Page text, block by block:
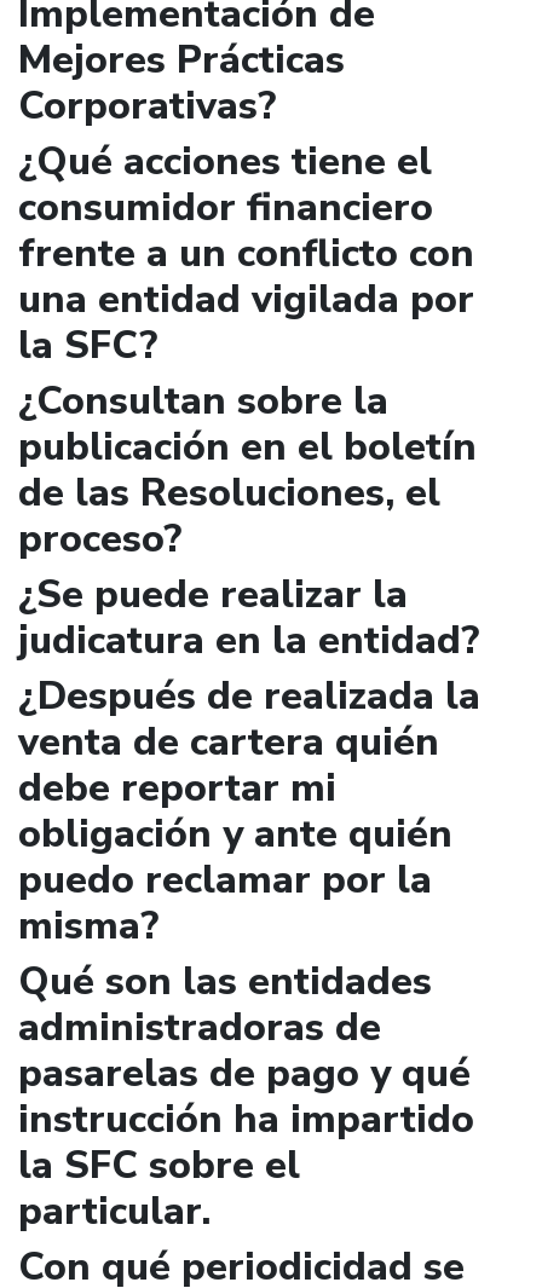
Implementación de
Mejores Prácticas
Corporativas?
¿Qué acciones tiene el
consumidor financiero
frente a un conflicto con
una entidad vigilada por
la SFC?
¿Consultan sobre la
publicación en el boletín
de las Resoluciones, el
proceso?
¿Se puede realizar la
judicatura en la entidad?
¿Después de realizada la
venta de cartera quién
debe reportar mi
obligación y ante quién
puedo reclamar por la
misma?
Qué son las entidades
administradoras de
pasarelas de pago y qué
instrucción ha impartido
la SFC sobre el
particular.
Con qué periodicidad se